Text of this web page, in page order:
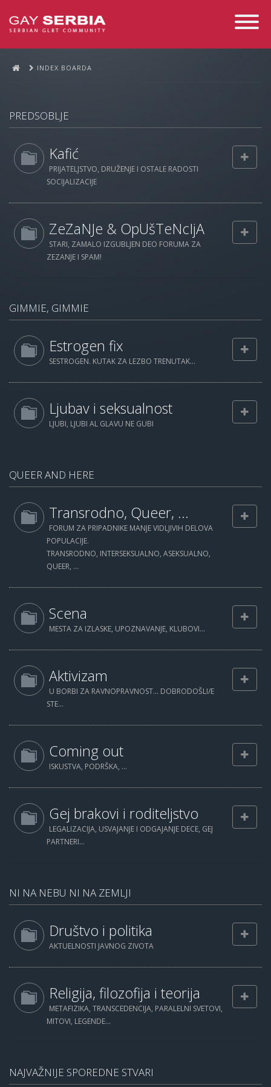
Toggle
INDEX BOARDA
PREDSOBLJE
Kafić
PRIJATELJSTVO, DRUŽENJE I OSTALE RADOSTI
SOCIJALIZACIJE
ZeZaNJe & OpUšTeNcIjA
STARI, ZAMALO IZGUBLJEN DEO FORUMA ZA
ZEZANJE I SPAM!
GIMMIE, GIMMIE
Estrogen fix
SESTROGEN. KUTAK ZA LEZBO TRENUTAK...
Ljubav i seksualnost
LJUBI, LJUBI AL GLAVU NE GUBI
QUEER AND HERE
Transrodno, Queer, ...
FORUM ZA PRIPADNIKE MANJE VIDLJIVIH DELOVA
POPULACIJE.
TRANSRODNO, INTERSEKSUALNO, ASEKSUALNO,
QUEER, ...
Scena
MESTA ZA IZLASKE, UPOZNAVANJE, KLUBOVI...
Aktivizam
U BORBI ZA RAVNOPRAVNOST... DOBRODOŠLI/E
STE...
Coming out
ISKUSTVA, PODRŠKA, ...
Gej brakovi i roditeljstvo
LEGALIZACIJA, USVAJANJE I ODGAJANJE DECE, GEJ
PARTNERI...
NI NA NEBU NI NA ZEMLJI
Društvo i politika
AKTUELNOSTI JAVNOG ZIVOTA
Religija, filozofija i teorija
METAFIZIKA, TRANSCEDENCIJA, PARALELNI SVETOVI,
MITOVI, LEGENDE...
NAJVAŽNIJE SPOREDNE STVARI